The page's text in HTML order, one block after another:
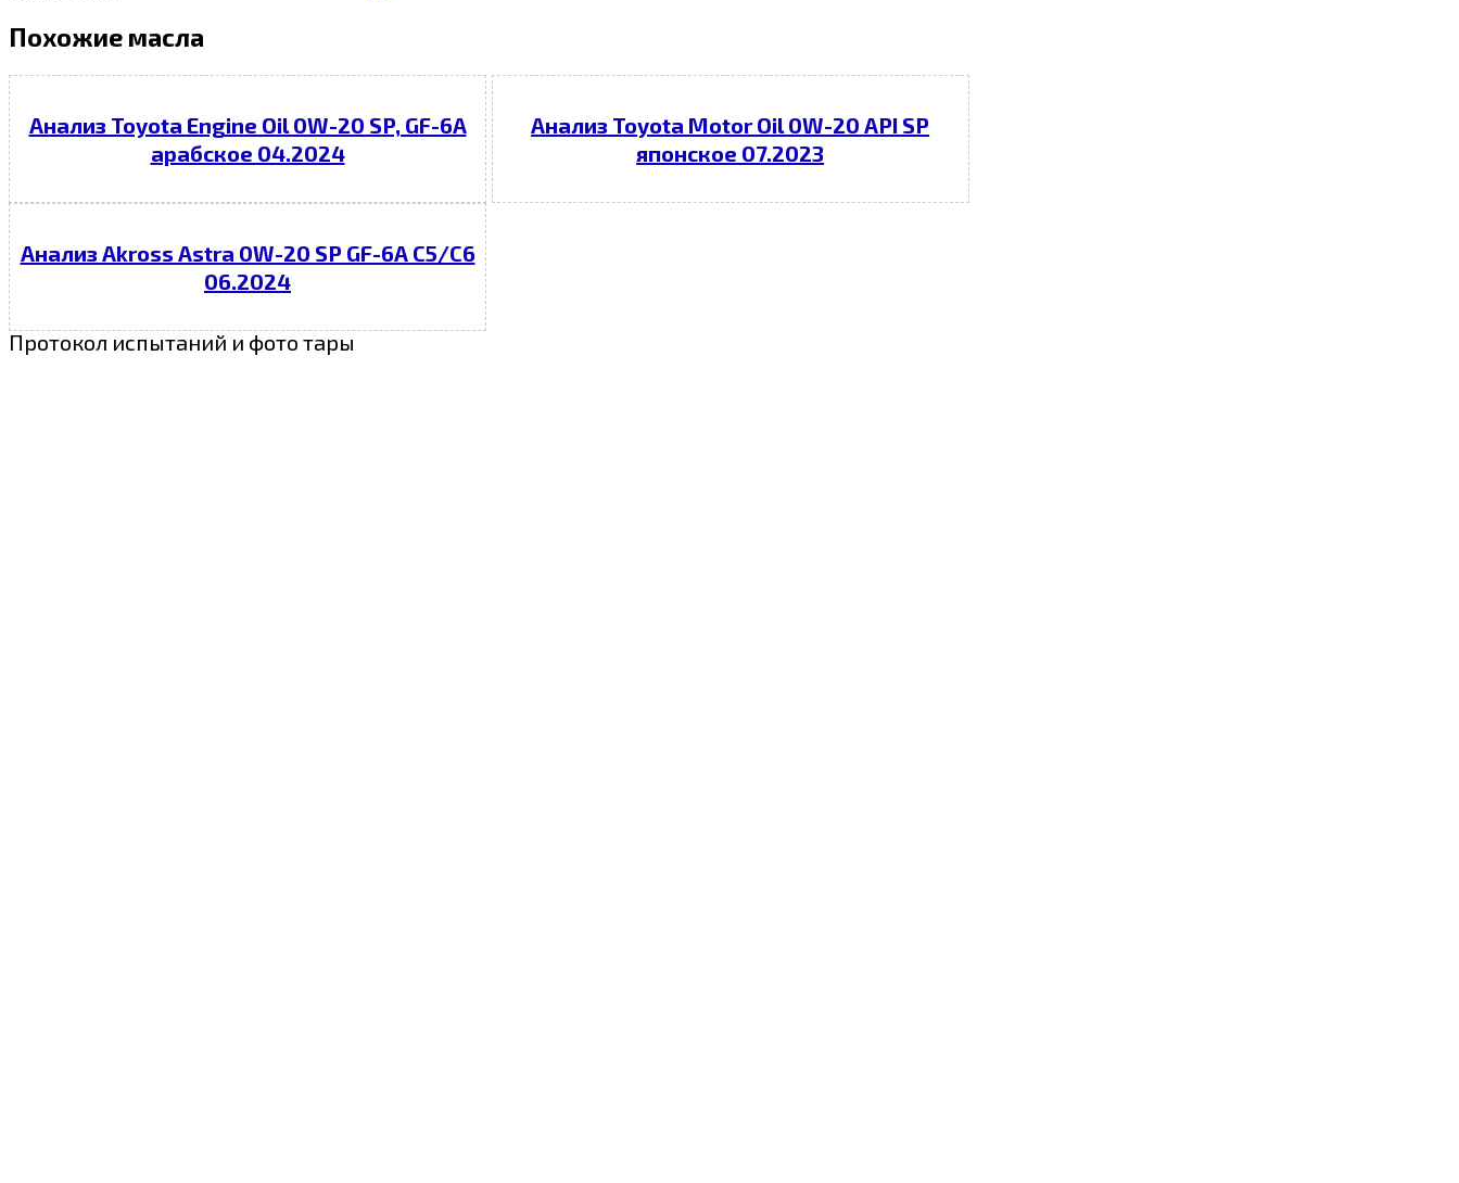
Похожие масла
Анализ Toyota Engine Oil 0W-20 SP, GF-6A
арабское 04.2024
Анализ Toyota Motor Oil 0W-20 API SP
японское 07.2023
Анализ Akross Astra 0W-20 SP GF-6A C5/C6
06.2024
Протокол испытаний и фото тары